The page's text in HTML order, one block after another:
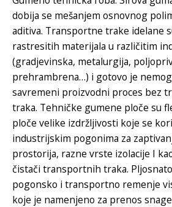
dobija se mešanjem osnovnog
aditiva. Transportne trake idelane
rastresitih materijala u različitim
(gradjevinska, metalurgija,
prehrambrena…) i gotovo je
savremeni proizvodni proces bez
traka. Tehničke gumene ploče su
ploče velike izdržljivosti koje se
industrijskim pogonima za
prostorija, razne vrste izolacije I
čistači transportnih traka.
pogonsko i transportno remenje
koje je namenjeno za prenos